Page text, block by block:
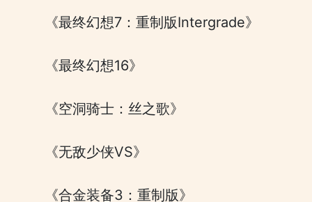
《最终幻想7：重制版Intergrade》
《最终幻想16》
《空洞骑士：丝之歌》
《无敌少侠VS》
《合金装备3：重制版》